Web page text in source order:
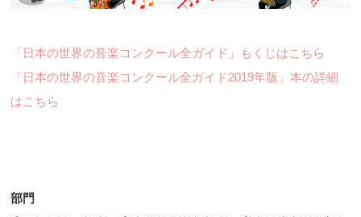
「日本の世界の音楽コンクール全ガイド」もくじはこちら
「日本の世界の音楽コンクール全ガイド2019年版」本の詳細
はこちら
部門